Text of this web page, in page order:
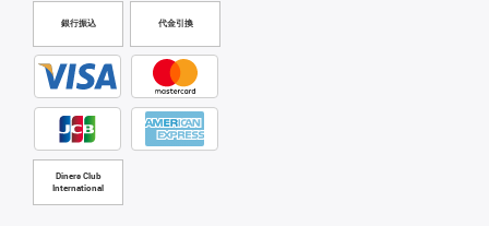
銀行振込 代金引換
Diners Club
International